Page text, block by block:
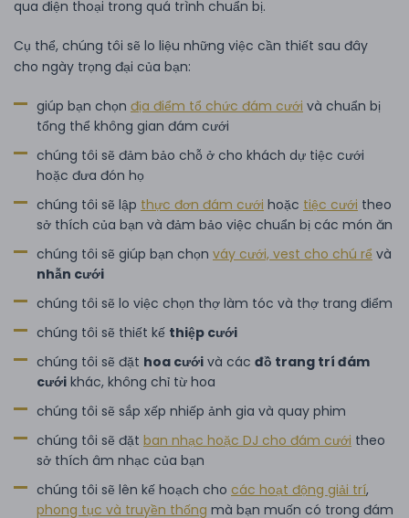
qua điện thoại trong quá trình chuẩn bị.
Cụ thể, chúng tôi sẽ lo liệu những việc cần thiết sau đây
cho ngày trọng đại của bạn:
giúp bạn chọn địa điểm tổ chức đám cưới và chuẩn bị
tổng thể không gian đám cưới
chúng tôi sẽ đảm bảo chỗ ở cho khách dự tiệc cưới
hoặc đưa đón họ
chúng tôi sẽ lập thực đơn đám cưới hoặc tiệc cưới theo
sở thích của bạn và đảm bảo việc chuẩn bị các món ăn
chúng tôi sẽ giúp bạn chọn váy cưới, vest cho chú rể và
nhẫn cưới
chúng tôi sẽ lo việc chọn thợ làm tóc và thợ trang điểm
chúng tôi sẽ thiết kế thiệp cưới
chúng tôi sẽ đặt hoa cưới và các đồ trang trí đám
cưới khác, không chỉ từ hoa
chúng tôi sẽ sắp xếp nhiếp ảnh gia và quay phim
chúng tôi sẽ đặt ban nhạc hoặc DJ cho đám cưới theo
sở thích âm nhạc của bạn
chúng tôi sẽ lên kế hoạch cho các hoạt động giải trí,
phong tục và truyền thống mà bạn muốn có trong đám